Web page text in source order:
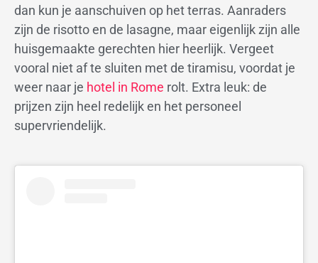
dan kun je aanschuiven op het terras. Aanraders
zijn de risotto en de lasagne, maar eigenlijk zijn alle
huisgemaakte gerechten hier heerlijk. Vergeet
vooral niet af te sluiten met de tiramisu, voordat je
weer naar je hotel in Rome rolt. Extra leuk: de
prijzen zijn heel redelijk en het personeel
supervriendelijk.